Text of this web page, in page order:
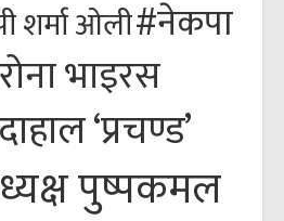
शर्मा ओली#नेकपा
भाइरस
‘प्रचण्ड’
पुष्पकमल